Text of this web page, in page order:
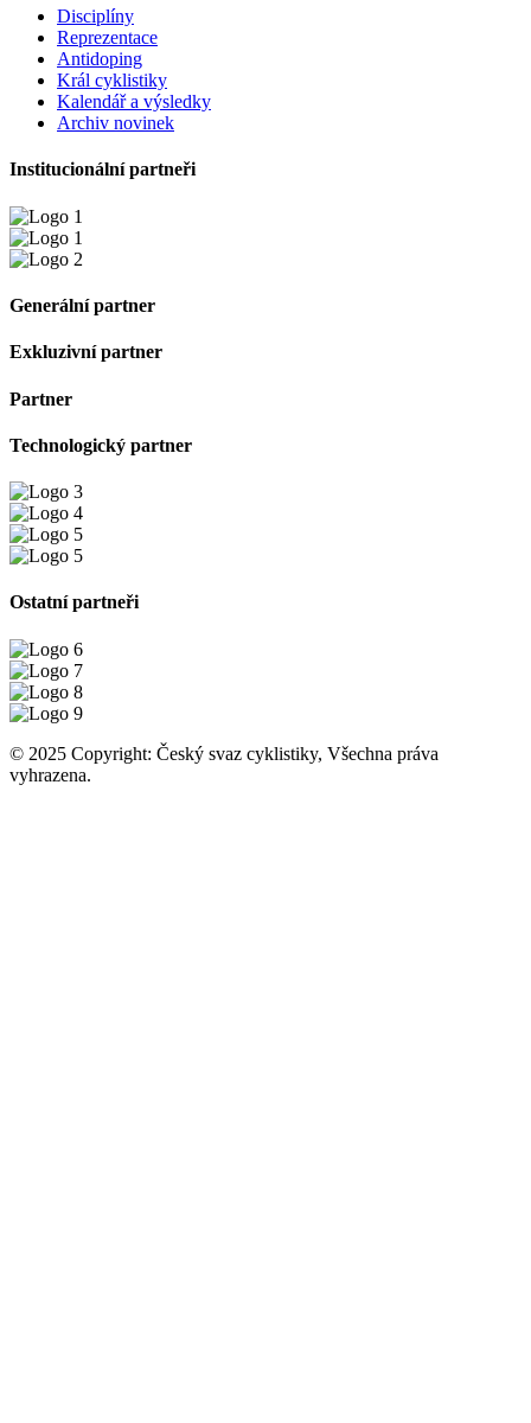
Disciplíny
Reprezentace
Antidoping
Král cyklistiky
Kalendář a výsledky
Archiv novinek
Institucionální partneři
Generální partner
Exkluzivní partner
Partner
Technologický partner
Ostatní partneři
© 2025 Copyright: Český svaz cyklistiky, Všechna práva
vyhrazena.